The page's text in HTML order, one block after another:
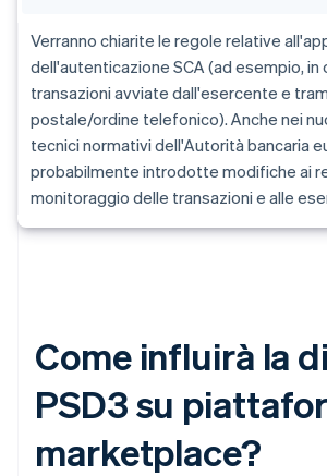
Verranno chiarite le regole relative
dell'autenticazione SCA (ad esempio, in
transazioni avviate dall'esercente e
postale/ordine telefonico). Anche nei
tecnici normativi dell'Autorità bancaria
probabilmente introdotte modifiche ai
monitoraggio delle transazioni e alle
Come influirà la
PSD3 su
marketplace?